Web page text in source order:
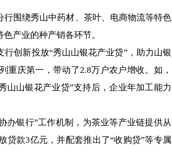
围绕秀山中药材、茶叶、电商物流等特色
产业的种产销各环节。
创新投放“秀山山银花产业贷”，助力山银
重庆第一，带动了2.8万户农户增收。如，
山山银花产业贷”支持后，企业年加工能力
办银行”工作机制，为茶业等产业链提供从
贷款3亿元，并配套推出了“收购贷”等专属